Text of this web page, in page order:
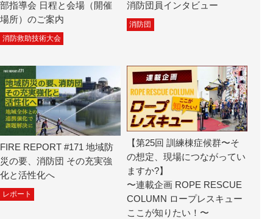
部指導会 日程と会場（開催
場所）のご案内
消防救助技術大会
消防団員インタビュー
消防団
FIRE REPORT #171 地域防
災の要、消防団 その充実強
化と活性化へ
レポート
【第25回 訓練棟症候群〜そ
の想定、現場につながってい
ますか?】
〜連載企画 ROPE RESCUE
COLUMN ロープレスキュー
ここが知りたい！〜